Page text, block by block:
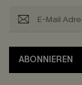
ABONNIEREN